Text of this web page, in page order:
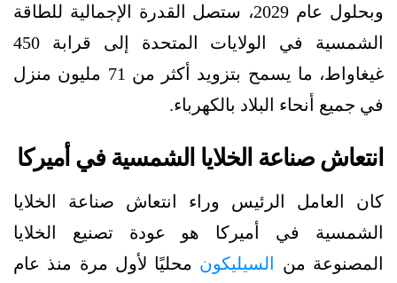
وبحلول عام 2029، ستصل القدرة الإجمالية للطاقة
الشمسية في الولايات المتحدة إلى قرابة 450
غيغاواط، ما يسمح بتزويد أكثر من 71 مليون منزل
في جميع أنحاء البلاد بالكهرباء.
انتعاش صناعة الخلايا الشمسية في أميركا
كان العامل الرئيس وراء انتعاش صناعة الخلايا
الشمسية في أميركا هو عودة تصنيع الخلايا
المصنوعة من
السيليكون محليًا لأول مرة منذ عام